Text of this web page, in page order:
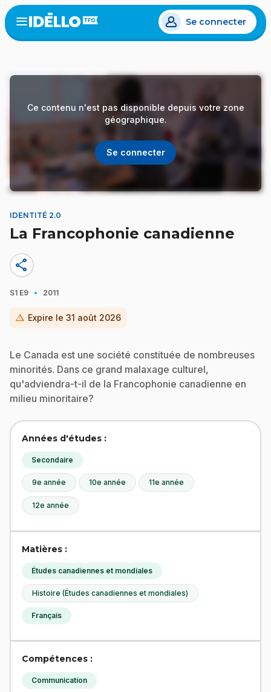
Aller
au
contenu
Open
menu
Se connecter
Ce contenu n'est pas disponible depuis votre zone
géographique.
Se connecter
IDENTITÉ 2.0
La Francophonie canadienne
share
S1 E9 · 2011
warning Expire le 31 août 2026
Le Canada est une société constituée de nombreuses
minorités. Dans ce grand malaxage culturel,
qu'adviendra-t-il de la Francophonie canadienne en
milieu minoritaire?
Années d'études :
Secondaire
9e année 10e année 11e année
12e année
Matières :
Études canadiennes et mondiales
Histoire (Études canadiennes et mondiales)
Français
Compétences :
Communication